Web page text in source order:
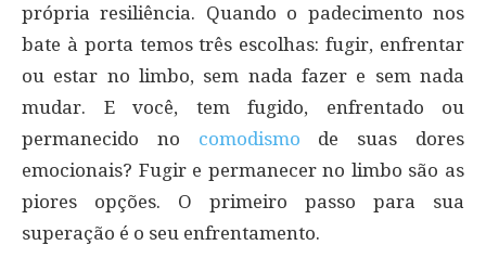
própria resiliência. Quando o padecimento nos
bate à porta temos três escolhas: fugir, enfrentar
ou estar no limbo, sem nada fazer e sem nada
mudar. E você, tem fugido, enfrentado ou
permanecido no comodismo de suas dores
emocionais? Fugir e permanecer no limbo são as
piores opções. O primeiro passo para sua
superação é o seu enfrentamento.